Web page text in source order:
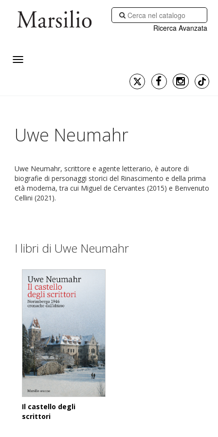
Ricerca Avanzata
Uwe Neumahr
Uwe Neumahr, scrittore e agente letterario, è autore di
biografie di personaggi storici del Rinascimento e della prima
età moderna, tra cui Miguel de Cervantes (2015) e Benvenuto
Cellini (2021).
I libri di Uwe Neumahr
Il castello degli
scrittori